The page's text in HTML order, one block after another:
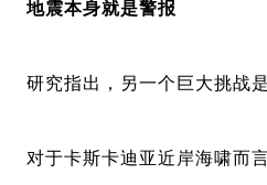
地震本身就是警报
研究指出，另一个巨大挑战是
对于卡斯卡迪亚近岸海啸而